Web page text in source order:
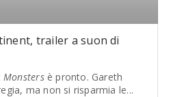
trailer a suon di
Monstersè pronto. Gareth
ma non si risparmia le...